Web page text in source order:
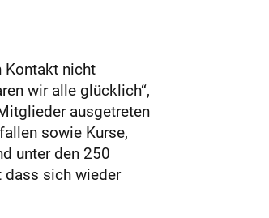
Kontakt nicht
wir alle glücklich“,
ausgetreten
sowie Kurse,
unter den 250
dass sich wieder